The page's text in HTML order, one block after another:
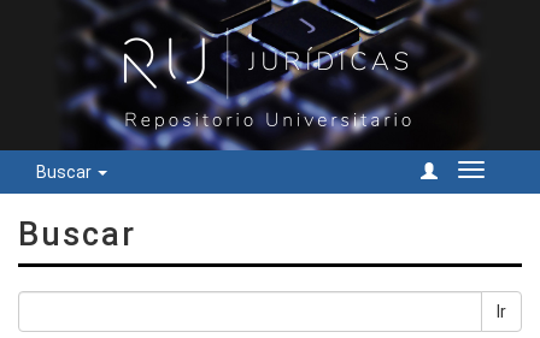
Buscar
Cambiar
Buscar
Ir